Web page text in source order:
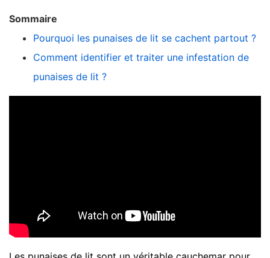
Sommaire
Pourquoi les punaises de lit se cachent partout ?
Comment identifier et traiter une infestation de
punaises de lit ?